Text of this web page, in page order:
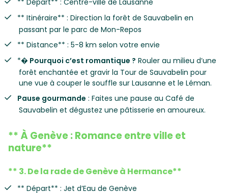
** Itinéraire** : Direction la forêt de Sauvabelin en
passant par le parc de Mon-Repos
** Distance** : 5-8 km selon votre envie
*� Pourquoi c’est romantique ? Rouler au milieu d’une
forêt enchantée et gravir la Tour de Sauvabelin pour
une vue à couper le souffle sur Lausanne et le Léman.
Pause gourmande : Faites une pause au Café de
Sauvabelin et dégustez une pâtisserie en amoureux.
** À Genève : Romance entre ville et
nature**
** 3. De la rade de Genève à Hermance**
** Départ** : Jet d’Eau de Genève